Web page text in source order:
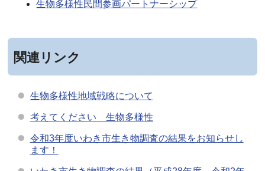
生物多様性民間参画パートナーシップ
関連リンク
生物多様性地域戦略について
考えてください 生物多様性
令和3年度いわき市生き物調査の結果をお知らせし
ます！